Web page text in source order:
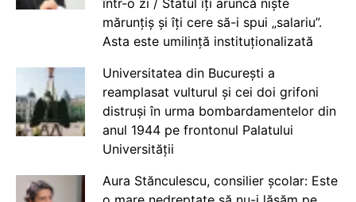
într-o zi / Statul îți aruncă niște
mărunțiș și îți cere să-i spui „salariu”.
Asta este umilință instituționalizată
Universitatea din București a
reamplasat vulturul și cei doi grifoni
distruși în urma bombardamentelor din
anul 1944 pe frontonul Palatului
Universității
Aura Stănculescu, consilier școlar: Este